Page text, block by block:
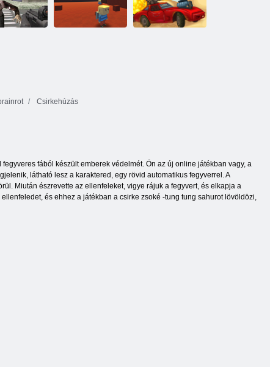
D-Day: Rush -
Tower Defense
Csirkehúzás
fából készült emberek védelmét. Ön az új online játékban vagy, a
látható lesz a karaktered, egy rövid automatikus fegyverrel. A
Miután észrevette az ellenfeleket, vigye rájuk a fegyvert, és elkapja a
és ehhez a játékban a csirke zsoké -tung tung sahurot lövöldözi,